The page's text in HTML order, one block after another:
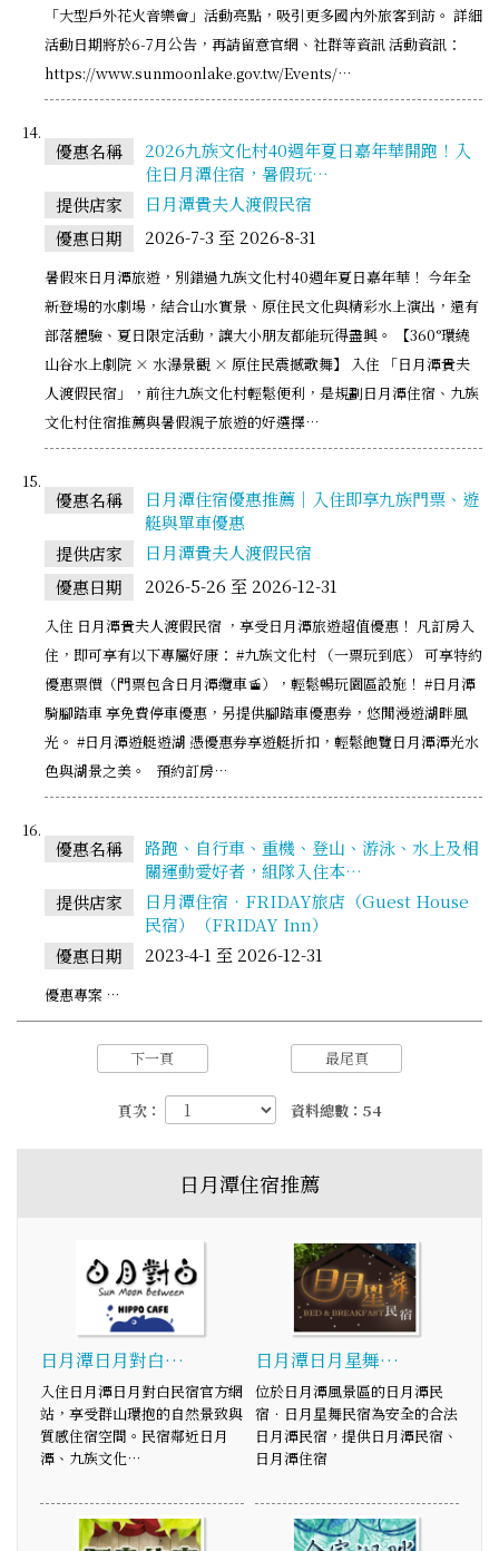
「大型戶外花火音樂會」活動亮點，吸引更多國內外旅客到訪。 詳細
活動日期將於6-7月公告，再請留意官網、社群等資訊 活動資訊：
https://www.sunmoonlake.gov.tw/Events/…
優惠名稱
2026九族文化村40週年夏日嘉年華開跑！入
住日月潭住宿，暑假玩…
提供店家
日月潭貴夫人渡假民宿
優惠日期
2026-7-3 至 2026-8-31
暑假來日月潭旅遊，別錯過九族文化村40週年夏日嘉年華！ 今年全
新登場的水劇場，結合山水實景、原住民文化與精彩水上演出，還有
部落體驗、夏日限定活動，讓大小朋友都能玩得盡興。 【360°環繞
山谷水上劇院 × 水瀑景觀 × 原住民震撼歌舞】 入住 「日月潭貴夫
人渡假民宿」，前往九族文化村輕鬆便利，是規劃日月潭住宿、九族
文化村住宿推薦與暑假親子旅遊的好選擇…
優惠名稱
日月潭住宿優惠推薦｜入住即享九族門票、遊
艇與單車優惠
提供店家
日月潭貴夫人渡假民宿
優惠日期
2026-5-26 至 2026-12-31
入住 日月潭貴夫人渡假民宿 ，享受日月潭旅遊超值優惠！ 凡訂房入
住，即可享有以下專屬好康： #九族文化村 （一票玩到底） 可享特約
優惠票價（門票包含日月潭纜車🚡），輕鬆暢玩園區設施！ #日月潭
騎腳踏車 享免費停車優惠，另提供腳踏車優惠券，悠閒漫遊湖畔風
光。 #日月潭遊艇遊湖 憑優惠券享遊艇折扣，輕鬆飽覽日月潭潭光水
色與湖景之美。 預約訂房…
優惠名稱
路跑、自行車、重機、登山、游泳、水上及相
關運動愛好者，組隊入住本…
提供店家
日月潭住宿‧FRIDAY旅店（Guest House
民宿）（FRIDAY Inn）
優惠日期
2023-4-1 至 2026-12-31
優惠專案 …
下一頁 最尾頁
頁次： 資料總數：54
日月潭住宿推薦
日月潭日月對白…
入住日月潭日月對白民宿官方網
站，享受群山環抱的自然景致與
質感住宿空間。民宿鄰近日月
潭、九族文化…
日月潭日月星舞…
位於日月潭風景區的日月潭民
宿．日月星舞民宿為安全的合法
日月潭民宿，提供日月潭民宿、
日月潭住宿